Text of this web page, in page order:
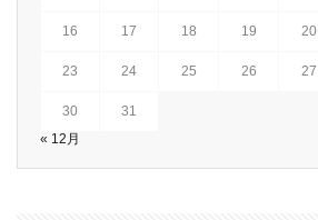
16 17 18 19 20
23 24 25 26 27
30
31
« 12月